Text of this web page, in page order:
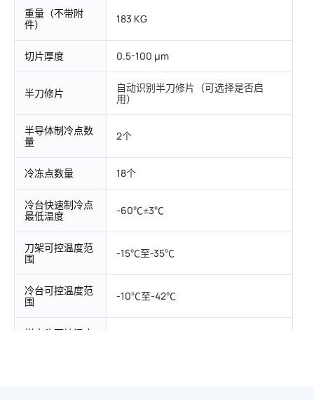
重量（不带附
件）
183 KG
切片厚度 0.5-100 μm
半刀修片
自动识别半刀修片（可选择是否启
用）
半导体制冷点数
量
2个
冷冻点数量 18个
冷台快速制冷点
最低温度
-60℃±3℃
刀架可控温度范
围
-15℃至-35℃
冷台可控温度范
围
-10℃至-42℃
样本头可控温度